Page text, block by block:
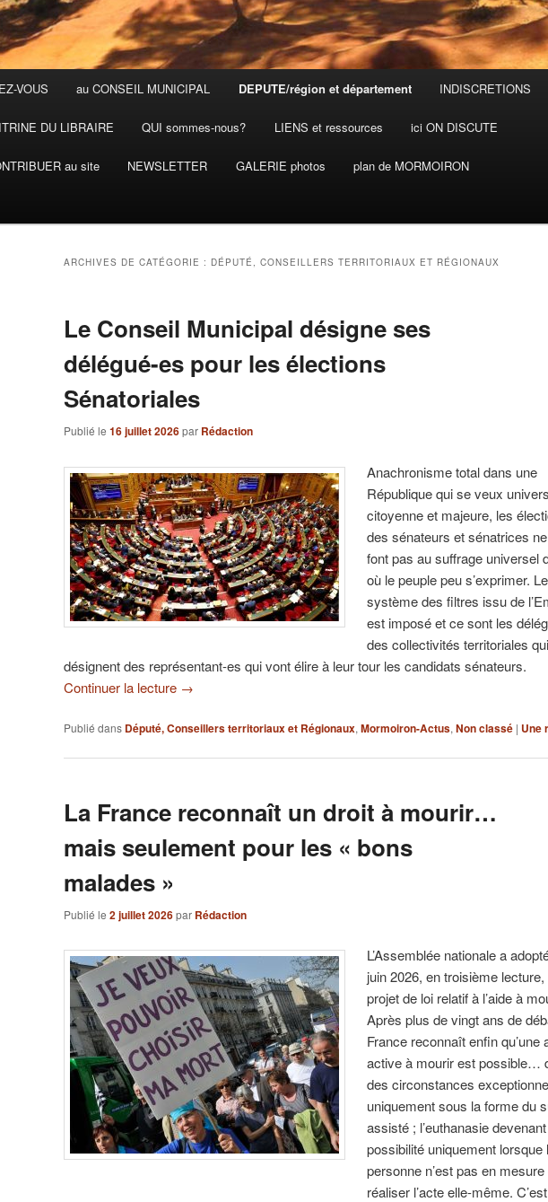
VOUS au CONSEIL MUNICIPAL DEPUTE/région et département INDISCRETIONS
DU LIBRAIRE QUI sommes-nous? LIENS et ressources ici ON DISCUTE
au site NEWSLETTER GALERIE photos plan de MORMOIRON
ARCHIVES DE CATÉGORIE : DÉPUTÉ, CONSEILLERS TERRITORIAUX ET RÉGIONAUX
Le Conseil Municipal désigne ses
délégué-es pour les élections
Sénatoriales
Publié le 16 juillet 2026par Rédaction
Anachronisme total dans une
République qui se veux
citoyenne et majeure, les
des sénateurs et sénatrices
font pas au suffrage universel
où le peuple peu s’exprimer.
système des filtres issu de
est imposé et ce sont les
des collectivités territoriales qui
désignent des représentant-es qui vont élire à leur tour les candidats sénateurs.
Continuer la lecture →
Publié dans Député, Conseillers territoriaux et Régionaux, Mormoiron-Actus, Non classé | Une
La France reconnaît un droit à mourir…
mais seulement pour les « bons
malades »
Publié le 2 juillet 2026par Rédaction
L’Assemblée nationale a
juin 2026, en troisième lecture,
projet de loi relatif à l’aide à
Après plus de vingt ans de
France reconnaît enfin qu’une
active à mourir est possible…
des circonstances
uniquement sous la forme du
assisté ; l’euthanasie
possibilité uniquement lorsque
personne n’est pas en mesure
réaliser l’acte elle-même.